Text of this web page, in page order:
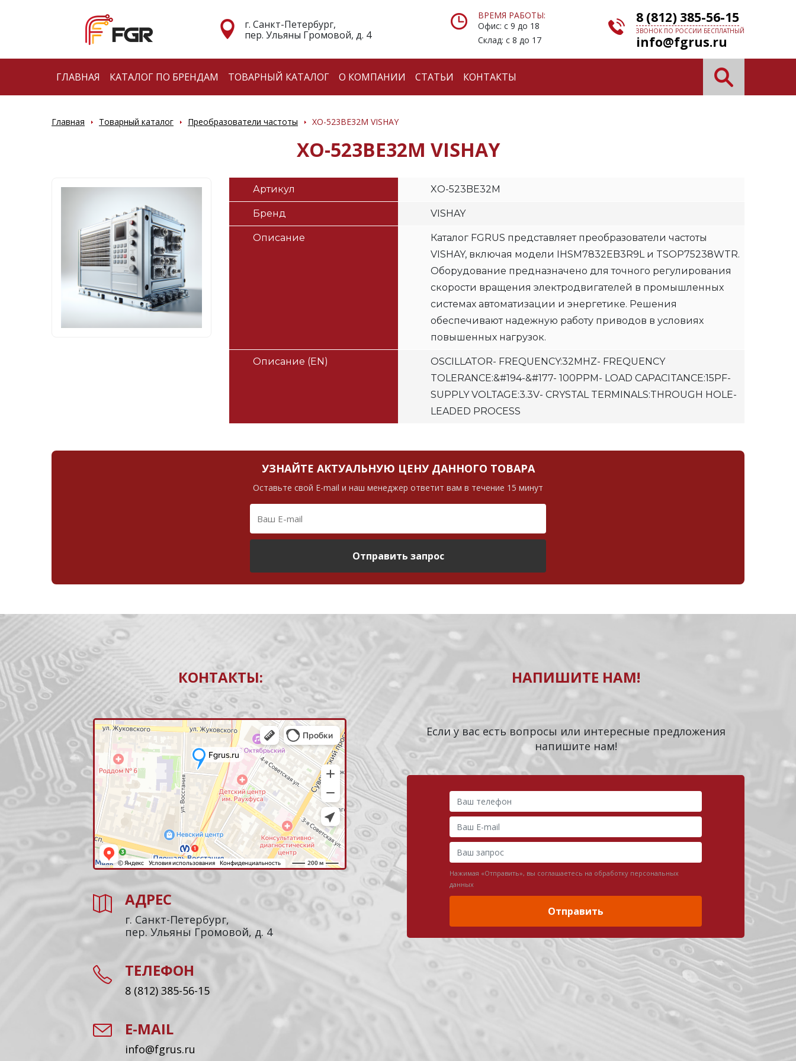
г. Санкт-Петербург,
пер. Ульяны Громовой, д. 4
ВРЕМЯ РАБОТЫ:
Офис: с 9 до 18
Склад: с 8 до 17
8 (812) 385-56-15
ЗВОНОК ПО РОССИИ БЕСПЛАТНЫЙ
info@fgrus.ru
ГЛАВНАЯ КАТАЛОГ ПО БРЕНДАМ ТОВАРНЫЙ КАТАЛОГ О КОМПАНИИ СТАТЬИ КОНТАКТЫ
Главная Товарный каталог Преобразователи частоты XO-523BE32M VISHAY
XO-523BE32M VISHAY
Артикул XO-523BE32M
Бренд VISHAY
Описание
Каталог FGRUS представляет преобразователи частоты
VISHAY, включая модели IHSM7832EB3R9L и TSOP75238WTR.
Оборудование предназначено для точного регулирования
скорости вращения электродвигателей в промышленных
системах автоматизации и энергетике. Решения
обеспечивают надежную работу приводов в условиях
повышенных нагрузок.
Описание (EN)
OSCILLATOR- FREQUENCY:32MHZ- FREQUENCY
TOLERANCE:&#194-&#177- 100PPM- LOAD CAPACITANCE:15PF-
SUPPLY VOLTAGE:3.3V- CRYSTAL TERMINALS:THROUGH HOLE-
LEADED PROCESS
УЗНАЙТЕ АКТУАЛЬНУЮ ЦЕНУ ДАННОГО ТОВАРА
Оставьте свой E-mail и наш менеджер ответит вам в течение 15 минут
Отправить запрос
КОНТАКТЫ:
АДРЕС
г. Санкт-Петербург,
пер. Ульяны Громовой, д. 4
ТЕЛЕФОН
8 (812) 385-56-15
E-MAIL
info@fgrus.ru
НАПИШИТЕ НАМ!
Если у вас есть вопросы или интересные предложения
напишите нам!
Нажимая «Отправить», вы соглашаетесь на обработку персональных
данных
Отправить